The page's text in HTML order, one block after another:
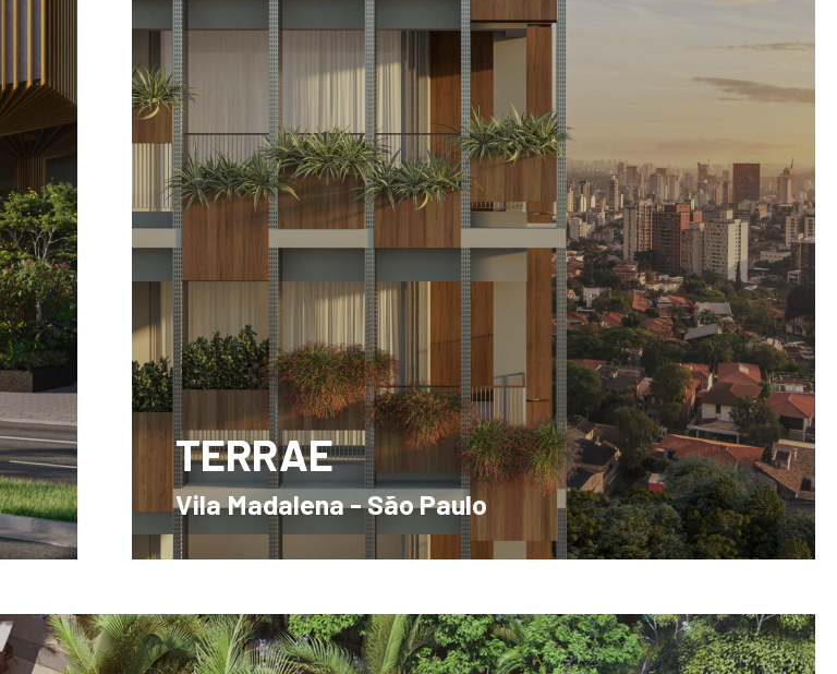
TERRAE
Vila Madalena - São Paulo
03 Dorms. - 25m² a 96m² - 1 ou 2 vagas